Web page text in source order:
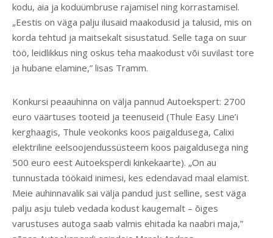
kodu, aia ja koduümbruse rajamisel ning korrastamisel.
„Eestis on väga palju ilusaid maakodusid ja talusid, mis on
korda tehtud ja maitsekalt sisustatud. Selle taga on suur
töö, leidlikkus ning oskus teha maakodust või suvilast tore
ja hubane elamine,” lisas Tramm.
Konkursi peaauhinna on välja pannud Autoekspert: 2700
euro väärtuses tooteid ja teenuseid (Thule Easy Line’i
kerghaagis, Thule veokonks koos paigaldusega, Calixi
elektriline eelsoojendussüsteem koos paigaldusega ning
500 euro eest Autoeksperdi kinkekaarte). „On au
tunnustada töökaid inimesi, kes edendavad maal elamist.
Meie auhinnavalik sai välja pandud just selline, sest väga
palju asju tuleb vedada kodust kaugemalt – õiges
varustuses autoga saab valmis ehitada ka naabri maja,”